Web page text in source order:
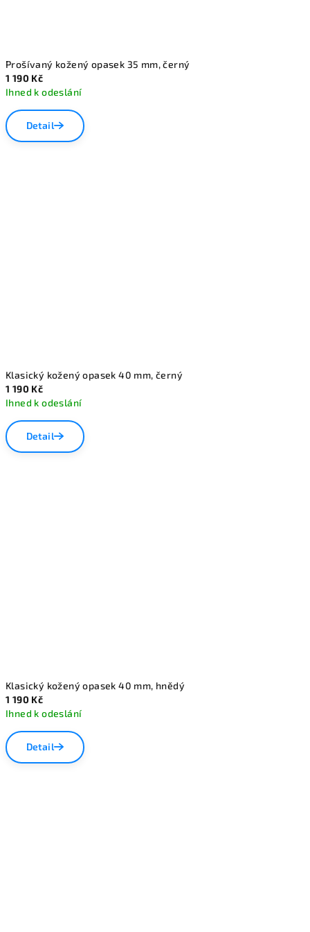
Prošívaný kožený opasek 35 mm, černý
1 190 Kč
Ihned k odeslání
Detail
Klasický kožený opasek 40 mm, černý
1 190 Kč
Ihned k odeslání
Detail
Klasický kožený opasek 40 mm, hnědý
1 190 Kč
Ihned k odeslání
Detail